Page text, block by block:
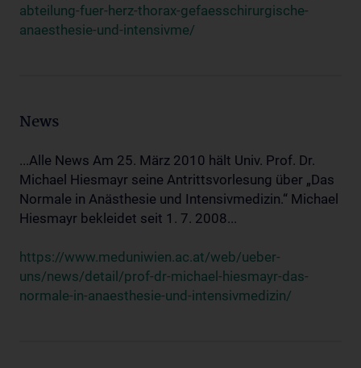
abteilung-fuer-herz-thorax-gefaesschirurgische-
anaesthesie-und-intensivme/
News
...Alle News Am 25. März 2010 hält Univ. Prof. Dr.
Michael Hiesmayr seine Antrittsvorlesung über „Das
Normale in Anästhesie und Intensivmedizin.“ Michael
Hiesmayr bekleidet seit 1. 7. 2008...
https://www.meduniwien.ac.at/web/ueber-
uns/news/detail/prof-dr-michael-hiesmayr-das-
normale-in-anaesthesie-und-intensivmedizin/